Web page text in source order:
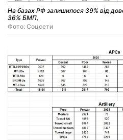
На базах РФ залишилося 39% від
36% БМП,
Фото: Соцсети